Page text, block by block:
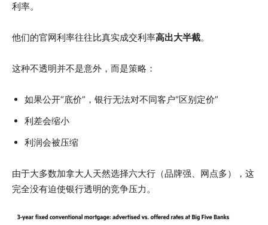
利率。
他们的官网利率往往比真实成交利率高出大半截。
这种不透明并不是意外，而是策略：
如果公开“底价”，银行无法对不同客户“区别定价”
利差会缩小
利润会被压缩
由于大多数加拿大人天然选择六大行（品牌强、网点多），这
完全没有迫使银行透明的竞争压力。